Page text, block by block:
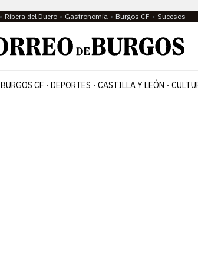
Ribera del Duero Gastronomía Burgos CF Sucesos
BURGOS CF DEPORTES CASTILLA Y LEÓN